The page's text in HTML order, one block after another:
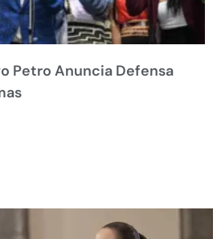
Petro Anuncia Defensa